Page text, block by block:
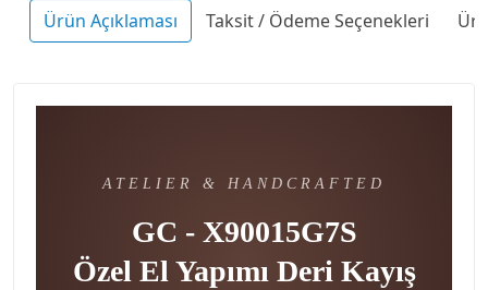
Ürün Açıklaması Taksit / Ödeme Seçenekleri
ATELIER & HANDCRAFTED
GC - X90015G7S
Özel El Yapımı Deri Kayış